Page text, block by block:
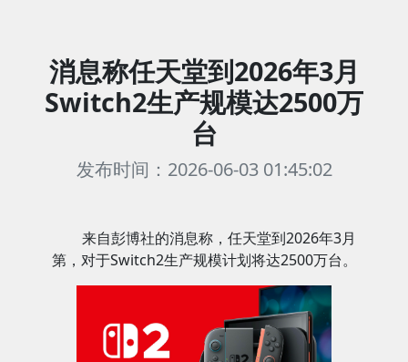
消息称任天堂到2026年3月
Switch2生产规模达2500万
台
发布时间：2026-06-03 01:45:02
来自彭博社的消息称，任天堂到2026年3月
第，对于Switch2生产规模计划将达2500万台。